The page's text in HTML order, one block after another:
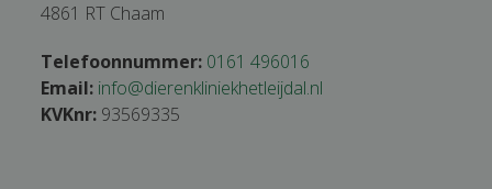
4861 RT Chaam
Telefoonnummer: 0161 496016
Email: info@dierenkliniekhetleijdal.nl
KVKnr: 93569335